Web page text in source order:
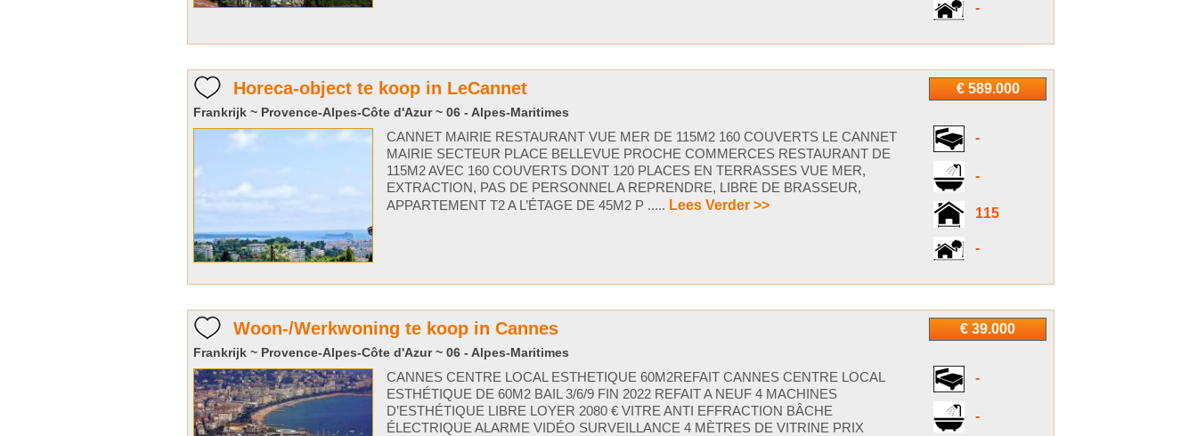
-
€ 589.000
Horeca-object te koop in LeCannet
Frankrijk ~ Provence-Alpes-Côte d'Azur ~ 06 - Alpes-Maritimes
-
-
115
-
CANNET MAIRIE RESTAURANT VUE MER DE 115M2 160 COUVERTS LE CANNET
MAIRIE SECTEUR PLACE BELLEVUE PROCHE COMMERCES RESTAURANT DE
115M2 AVEC 160 COUVERTS DONT 120 PLACES EN TERRASSES VUE MER,
EXTRACTION, PAS DE PERSONNEL A REPRENDRE, LIBRE DE BRASSEUR,
APPARTEMENT T2 A L’ÉTAGE DE 45M2 P ..... Lees Verder >>
€ 39.000
Woon-/Werkwoning te koop in Cannes
Frankrijk ~ Provence-Alpes-Côte d'Azur ~ 06 - Alpes-Maritimes
-
-
CANNES CENTRE LOCAL ESTHETIQUE 60M2REFAIT CANNES CENTRE LOCAL
ESTHÉTIQUE DE 60M2 BAIL 3/6/9 FIN 2022 REFAIT A NEUF 4 MACHINES
D’ESTHÉTIQUE LIBRE LOYER 2080 € VITRE ANTI EFFRACTION BÂCHE
ÉLECTRIQUE ALARME VIDÉO SURVEILLANCE 4 MÈTRES DE VITRINE PRIX